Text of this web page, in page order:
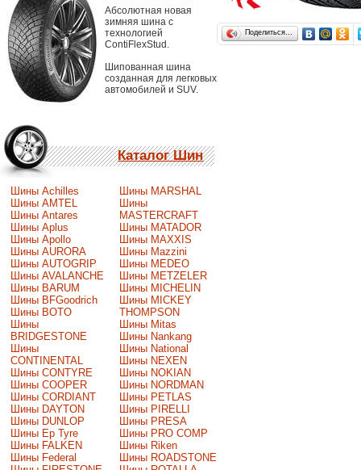
Абсолютная новая
зимняя шина с
технологией
ContiFlexStud.
Шипованная шина
созданная для легковых
автомобилей и SUV.
Каталог Шин
Шины Achilles
Шины AMTEL
Шины Antares
Шины Aplus
Шины Apollo
Шины AURORA
Шины AUTOGRIP
Шины AVALANCHE
Шины BARUM
Шины BFGoodrich
Шины BOTO
Шины
BRIDGESTONE
Шины
CONTINENTAL
Шины CONTYRE
Шины COOPER
Шины CORDIANT
Шины DAYTON
Шины DUNLOP
Шины Ep Tyre
Шины FALKEN
Шины Federal
Шины MARSHAL
Шины
MASTERCRAFT
Шины MATADOR
Шины MAXXIS
Шины Mazzini
Шины MEDEO
Шины METZELER
Шины MICHELIN
Шины MICKEY
THOMPSON
Шины Mitas
Шины Nankang
Шины National
Шины NEXEN
Шины NOKIAN
Шины NORDMAN
Шины PETLAS
Шины PIRELLI
Шины PRESA
Шины PRO COMP
Шины Riken
Шины ROADSTONE
Поделиться…